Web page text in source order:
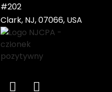
#202
Clark, NJ, 07066, USA